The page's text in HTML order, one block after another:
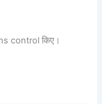
control किए।